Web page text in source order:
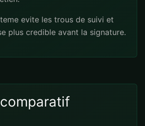
evite les trous de suivi et
plus credible avant la signature.